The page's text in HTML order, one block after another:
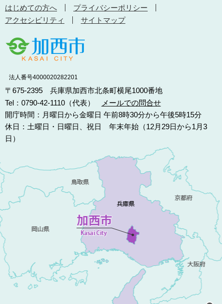
はじめての方へ
プライバシーポリシー
アクセシビリティ
サイトマップ
法人番号4000020282201
〒675-2395 兵庫県加西市北条町横尾1000番地
Tel：0790-42-1110（代表）
メールでの問合せ
開庁時間：月曜日から金曜日 午前8時30分から午後5時15分
休日：土曜日・日曜日、祝日 年末年始（12月29日から1月3
日）